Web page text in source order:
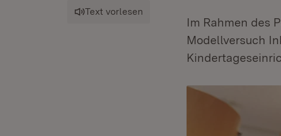
Im Rahmen des
Modellversuch
Text vorlesen